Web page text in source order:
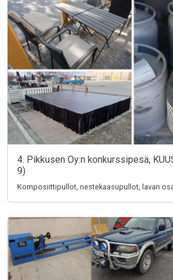
4. Pikkusen Oy:n konkurssipesä,
9)
Komposiittipullot, nestekaasupullot, lavan